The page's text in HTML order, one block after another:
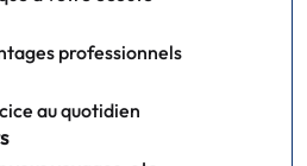
professionnels
au quotidien